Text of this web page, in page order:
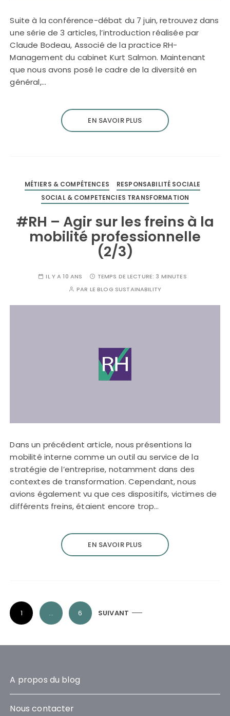
Suite à la conférence-débat du 7 juin, retrouvez dans
une série de 3 articles, l’introduction réalisée par
Claude Bodeau, Associé de la practice RH-
Management du cabinet Kurt Salmon. Maintenant
que nous avons posé le cadre de la diversité en
général,…
EN SAVOIR PLUS
MÉTIERS & COMPÉTENCES
RESPONSABILITÉ SOCIALE
SOCIAL & COMPETENCIES TRANSFORMATION
#RH – Agir sur les freins à la
mobilité professionnelle
(2/3)
IL Y A 10 ANS TEMPS DE LECTURE: 3 MINUTES
PAR LE BLOG SUSTAINABILITY
Dans un précédent article, nous présentions la
mobilité interne comme un outil au service de la
stratégie de l’entreprise, notamment dans des
contextes de transformation. Cependant, nous
avions également vu que ces dispositifs, victimes de
différents freins, étaient encore trop…
EN SAVOIR PLUS
P
a
a
t
1 … 6 SUIVANT
A propos du blog
Nous contacter